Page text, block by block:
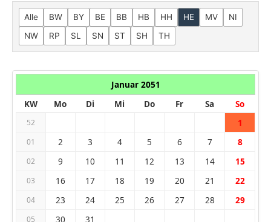
Alle BW BY BE BB HB HH HE MV
NI
NW
RP SL SN ST SH TH
Januar 2051
KW
Mo Di Mi Do Fr Sa So
52 1
01 2 3 4 5 6 7 8
02 9 10 11 12 13 14 15
03 16 17 18 19 20 21 22
04 23 24 25 26 27 28 29
05 30 31